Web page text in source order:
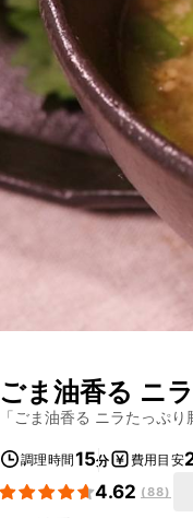
ごま油香る ニ
「ごま油香る ニラたっぷり
調理時間15分 費用目安
4.62 (88)